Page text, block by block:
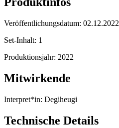
Veröffentlichungsdatum: 02.12.2022
Set-Inhalt: 1
Produktionsjahr: 2022
Mitwirkende
Interpret*in: Degiheugi
Technische Details